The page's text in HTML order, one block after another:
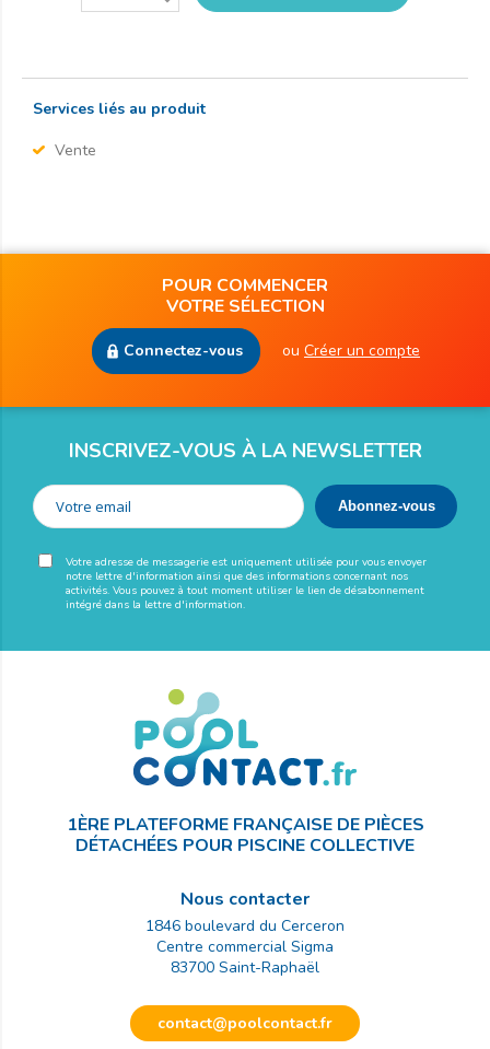
Services liés au produit
Vente
POUR COMMENCER
VOTRE SÉLECTION
Connectez-vous ou Créer un compte
INSCRIVEZ-VOUS À LA NEWSLETTER
Votre adresse de messagerie est uniquement utilisée pour vous envoyer
notre lettre d'information ainsi que des informations concernant nos
activités. Vous pouvez à tout moment utiliser le lien de désabonnement
intégré dans la lettre d'information.
1ÈRE PLATEFORME FRANÇAISE DE PIÈCES
DÉTACHÉES POUR PISCINE COLLECTIVE
Nous contacter
1846 boulevard du Cerceron
Centre commercial Sigma
83700 Saint-Raphaël
contact@poolcontact.fr